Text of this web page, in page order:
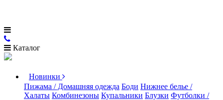
Каталог
Новинки
Пижама / Домашняя одежда Боди Нижнее белье /
Халаты Комбинезоны Купальники Блузки Футболки /